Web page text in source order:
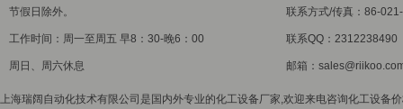
节假日除外。
工作时间：周一至周五 早8：30-晚6：00
周日、周六休息
联系方式/传真：86-
联系QQ：2312238490
邮箱：
上海瑞阔自动化技术有限公司是国内外专业的化工设备厂家,欢迎来电咨询化工设备